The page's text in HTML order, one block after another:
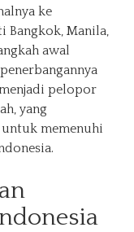
ke
Bangkok, Manila,
awal
pelopor
yang
memenuhi